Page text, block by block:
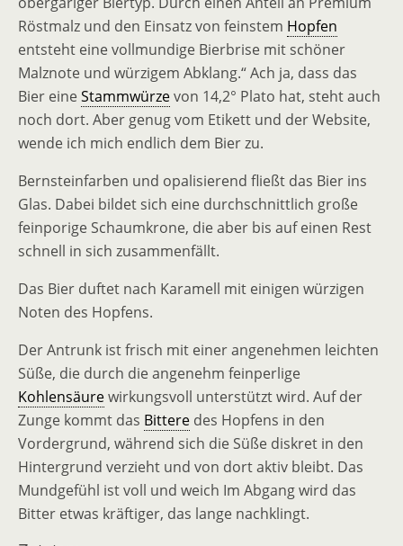
Röstmalz und den Einsatz von feinstem Hopfen
entsteht eine vollmundige Bierbrise mit schöner
Malznote und würzigem Abklang.“ Ach ja, dass das
Bier eineStammwürzevon 14,2° Plato hat, steht auch
noch dort. Aber genug vom Etikett und der Website,
wende ich mich endlich dem Bier zu.
Bernsteinfarben und opalisierend fließt das Bier ins
Glas. Dabei bildet sich eine durchschnittlich große
feinporige Schaumkrone, die aber bis auf einen Rest
schnell in sich zusammenfällt.
Das Bier duftet nach Karamell mit einigen würzigen
Noten des Hopfens.
Der Antrunk ist frisch mit einer angenehmen leichten
Süße, die durch die angenehm feinperlige
Kohlensäurewirkungsvoll unterstützt wird. Auf der
Zunge kommt das Bittere des Hopfens in den
Vordergrund, während sich die Süße diskret in den
Hintergrund verzieht und von dort aktiv bleibt. Das
Mundgefühl ist voll und weich Im Abgang wird das
Bitter etwas kräftiger, das lange nachklingt.